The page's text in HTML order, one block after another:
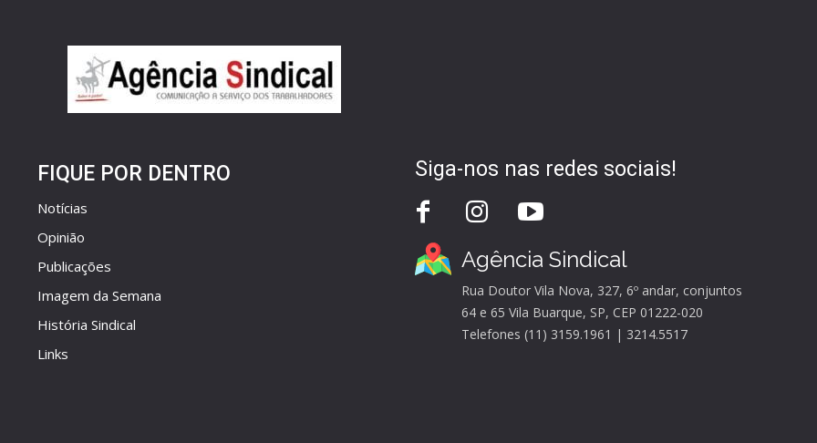
FIQUE POR DENTRO
Notícias
Opinião
Publicações
Imagem da Semana
História Sindical
Links
Siga-nos nas redes sociais!
Agência Sindical
Rua Doutor Vila Nova, 327, 6º andar, conjuntos
64 e 65 Vila Buarque, SP, CEP 01222-020
Telefones (11) 3159.1961 | 3214.5517